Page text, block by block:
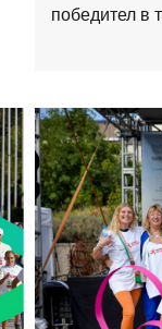
победител в